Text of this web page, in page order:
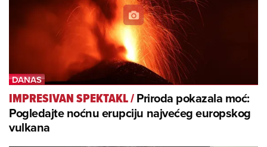
IMPRESIVAN SPEKTAKL/Priroda pokazala moć:
Pogledajte noćnu erupciju najvećeg europskog
vulkana